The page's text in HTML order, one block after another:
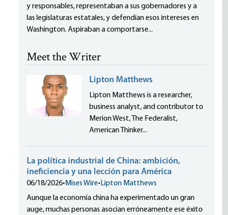
y responsables, representaban a sus gobernadores y a
las legislaturas estatales, y defendían esos intereses en
Washington. Aspiraban a comportarse...
Meet the Writer
Lipton Matthews
Lipton Matthews is a researcher,
business analyst, and contributor to
Merion West, The Federalist,
American Thinker...
La política industrial de China: ambición,
ineficiencia y una lección para América
06/18/2026• Mises Wire• Lipton Matthews
Aunque la economía china ha experimentado un gran
auge, muchas personas asocian erróneamente ese éxito